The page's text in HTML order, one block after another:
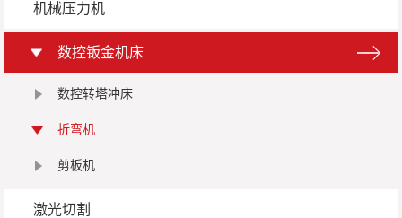
机械压力机
数控钣金机床
数控转塔冲床
折弯机
剪板机
激光切割